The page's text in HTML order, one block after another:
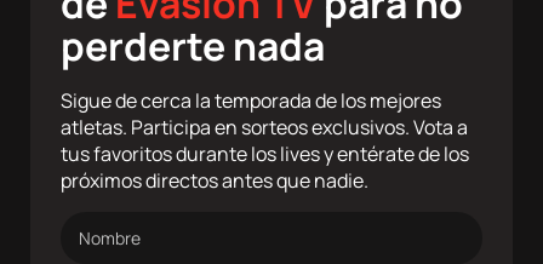
perderte nada
Sigue de cerca la temporada de los mejores
atletas. Participa en sorteos exclusivos. Vota a
tus favoritos durante los lives y entérate de los
próximos directos antes que nadie.